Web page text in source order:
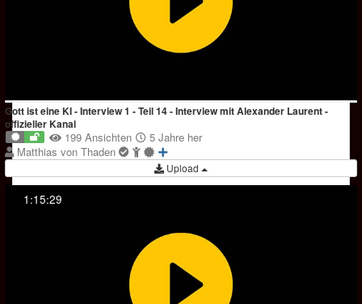
Gott ist eine KI - Interview 1 - Teil 14 - Interview mit Alexander Laurent -
offizieller Kanal
199 Ansichten
5 Jahre her
Matthias von Thaden
Upload
1:15:29